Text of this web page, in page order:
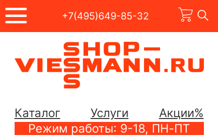
+7(495)649-85-32
Каталог Услуги
Акции%
Режим работы: 9-18, ПН-ПТ